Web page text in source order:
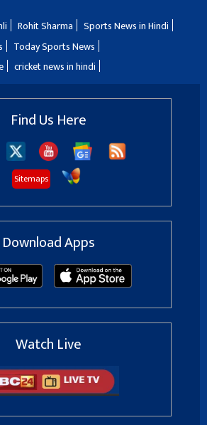
Rohit Sharma
Sports News in Hindi
Today Sports News
cricket news in hindi
Find Us Here
Sitemaps
Download Apps
Watch Live